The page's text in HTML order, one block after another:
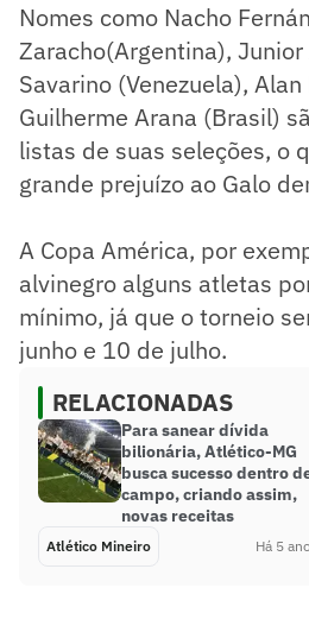
Nomes como Nacho
Zaracho(Argentina),
Savarino (Venezuela),
Guilherme Arana (Brasil)
listas de suas seleções, o
grande prejuízo ao Galo
A Copa América, por
alvinegro alguns atletas
mínimo, já que o torneio
junho e 10 de julho.
RELACIONADAS
Para sanear dívida
bilionária, Atlético-MG
busca sucesso dentro
campo, criando assim,
novas receitas
Atlético Mineiro Há 5